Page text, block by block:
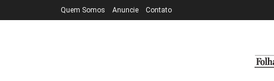
Quem Somos Anuncie Contato